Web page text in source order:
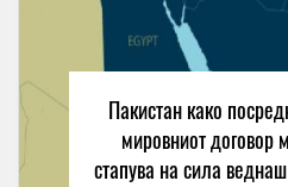
Пакистан како
мировниот договор
стапува на сила